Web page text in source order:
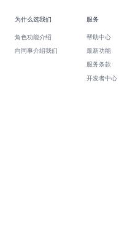
为什么选我们
角色功能介绍
向同事介绍我们
服务
帮助中心
最新功能
服务条款
开发者中心